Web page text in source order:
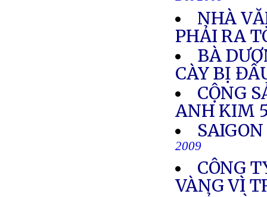
NHÀ
PHẢI RA
BÀ
CÀY BỊ
CỘNG
ANH KIM
2009
CÔNG
VÀNG VÌ